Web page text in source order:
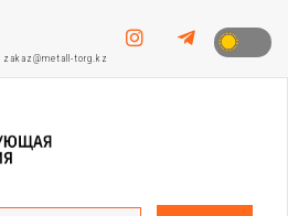
zakaz@metall-torg.kz